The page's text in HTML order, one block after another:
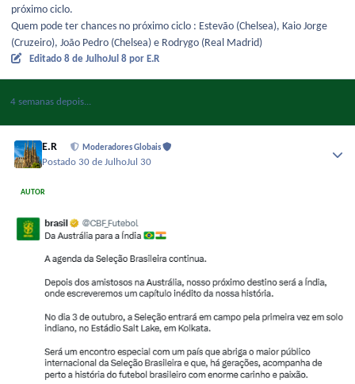
próximo ciclo.
Quem pode ter chances no próximo ciclo : Estevão (Chelsea), Kaio Jorge
(Cruzeiro), João Pedro (Chelsea) e Rodrygo (Real Madrid)
Editado 8 de JulhoJul 8por E.R
4 semanas depois...
E.R Moderadores Globais
Postado 30 de JulhoJul 30
AUTOR